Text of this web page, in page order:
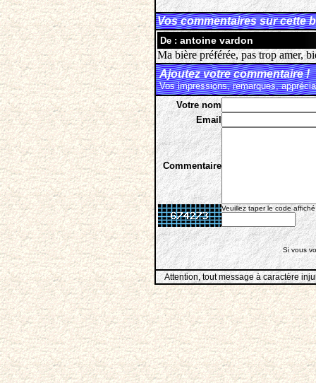
Vos commentaires sur cette
De : antoine vardon
Ma bière préférée, pas trop amer,
Ajoutez votre commentaire !
Vos impressions, remarques,
Votre nom
Email
Commentaire
Veuillez taper le code
Si vous
Attention, tout message à caractère